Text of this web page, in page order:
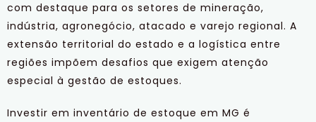
com destaque para os setores de mineração,
indústria, agronegócio, atacado e varejo regional. A
extensão territorial do estado e a logística entre
regiões impõem desafios que exigem atenção
especial à gestão de estoques.
Investir em inventário de estoque em MG é